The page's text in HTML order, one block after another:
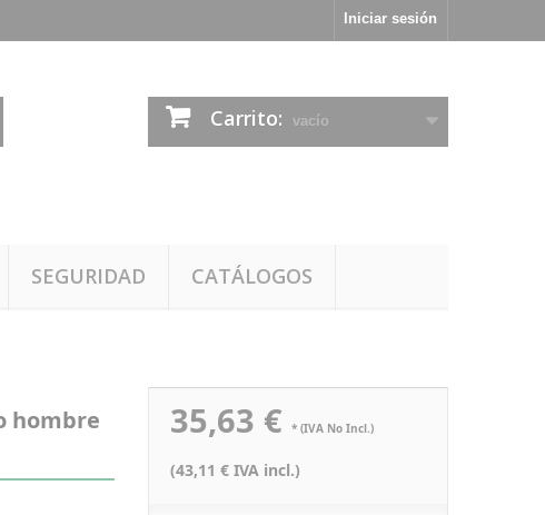
Iniciar sesión
Carrito: vacío
SEGURIDAD CATÁLOGOS
hombre
35,63 € * (IVA No Incl.)
(43,11 € IVA incl.)